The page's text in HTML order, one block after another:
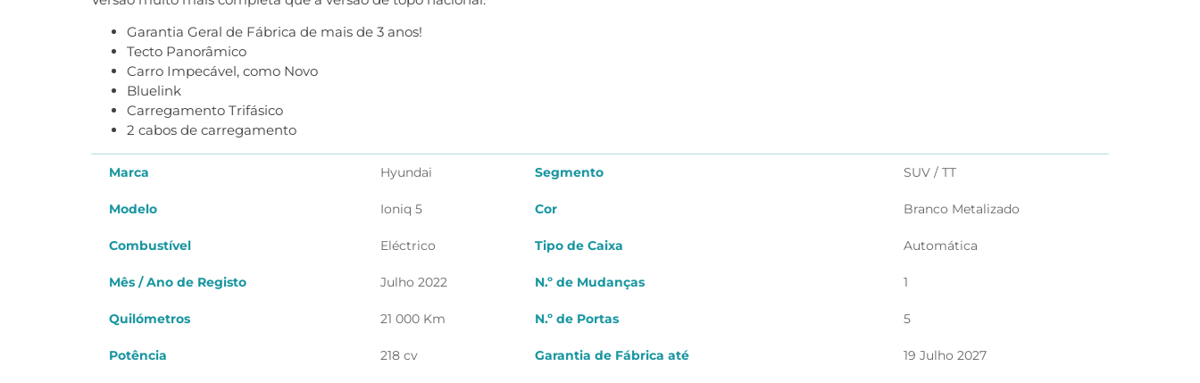
Garantia Geral de Fábrica de mais de 3 anos!
Tecto Panorâmico
Carro Impecável, como Novo
Bluelink
Carregamento Trifásico
2 cabos de carregamento
Marca Hyundai Segmento SUV / TT
Modelo Ioniq 5 Cor Branco Metalizado
Combustível Eléctrico Tipo de Caixa Automática
Mês / Ano de Registo Julho 2022 N.º de Mudanças 1
Quilómetros 21 000 Km N.º de Portas 5
Potência 218 cv Garantia de Fábrica até 19 Julho 2027